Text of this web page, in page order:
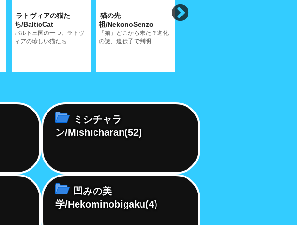
ラトヴィアの猫た
ち/BalticCat
バルト三国の一つ、ラトヴ
ィアの珍しい猫たち
猫の先
祖/NekonoSenzo
「猫」どこから来た？進化
の謎、遺伝子で判明
異国(スペイン・カダケ
ミシチャラ
ン/Mishicharan(52)
凹みの美
学/Hekominobigaku(4)